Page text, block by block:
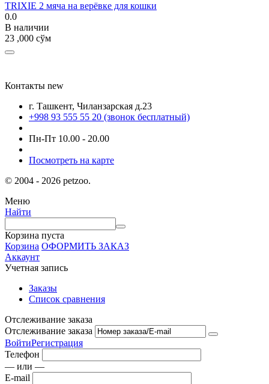
TRIXIE 2 мяча на верёвке для кошки
0.0
В наличии
23 ,000 сўм
Контакты new
г. Ташкент, Чиланзарская д.23
+998 93 555 55 20 (звонок бесплатный)
Пн-Пт 10.00 - 20.00
Посмотреть на карте
© 2004 - 2026 petzoo.
Меню
Найти
Корзина пуста
Корзина ОФОРМИТЬ ЗАКАЗ
Аккаунт
Учетная запись
Заказы
Список сравнения
Отслеживание заказа
Отслеживание заказа
ВойтиРегистрация
Телефон
— или —
E-mail